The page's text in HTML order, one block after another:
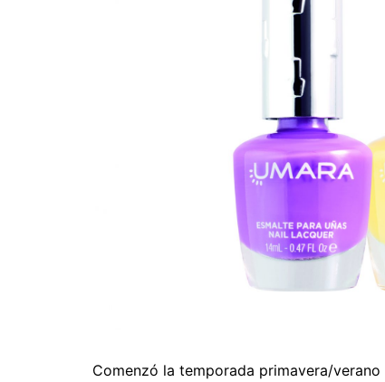
Comenzó la temporada primavera/